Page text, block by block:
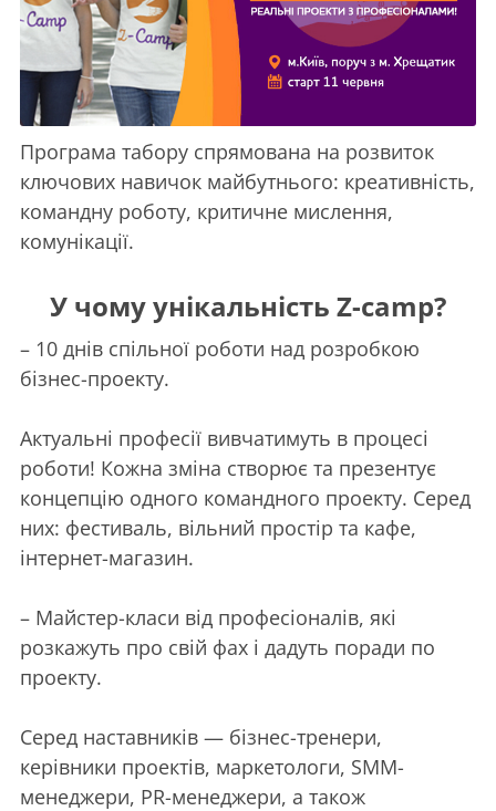
Програма табору спрямована на розвиток
ключових навичок майбутнього: креативність,
командну роботу, критичне мислення,
комунікації.
У чому унікальність Z-camp?
– 10 днів спільної роботи над розробкою
бізнес-проекту.
Актуальні професії вивчатимуть в процесі
роботи! Кожна зміна створює та презентує
концепцію одного командного проекту. Серед
них: фестиваль, вільний простір та кафе,
інтернет-магазин.
– Майстер-класи від професіоналів, які
розкажуть про свій фах і дадуть поради по
проекту.
Серед наставників — бізнес-тренери,
керівники проектів, маркетологи, SMM-
менеджери, PR-менеджери, а також